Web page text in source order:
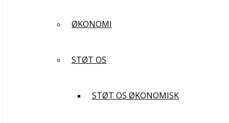
ØKONOMI
STØT OS
STØT OS ØKONOMISK